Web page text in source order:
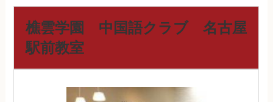
樵雲学園 中国語クラブ 名古屋
駅前教室